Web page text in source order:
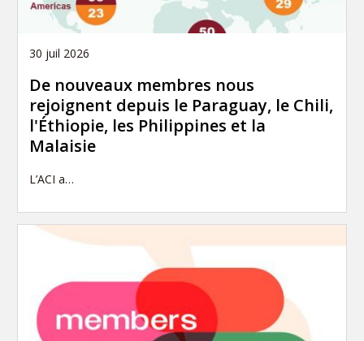
30 juil 2026
De nouveaux membres nous
rejoignent depuis le Paraguay, le Chili,
l'Éthiopie, les Philippines et la
Malaisie
L’ACI a…